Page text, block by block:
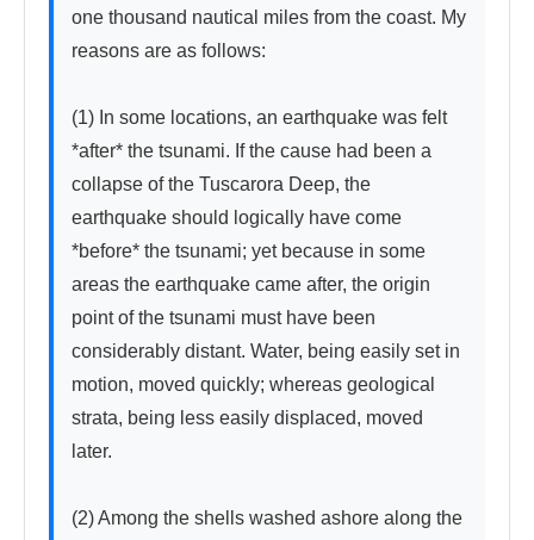
one thousand nautical miles from the coast. My
reasons are as follows:
(1) In some locations, an earthquake was felt
*after* the tsunami. If the cause had been a
collapse of the Tuscarora Deep, the
earthquake should logically have come
*before* the tsunami; yet because in some
areas the earthquake came after, the origin
point of the tsunami must have been
considerably distant. Water, being easily set in
motion, moved quickly; whereas geological
strata, being less easily displaced, moved
later.
(2) Among the shells washed ashore along the